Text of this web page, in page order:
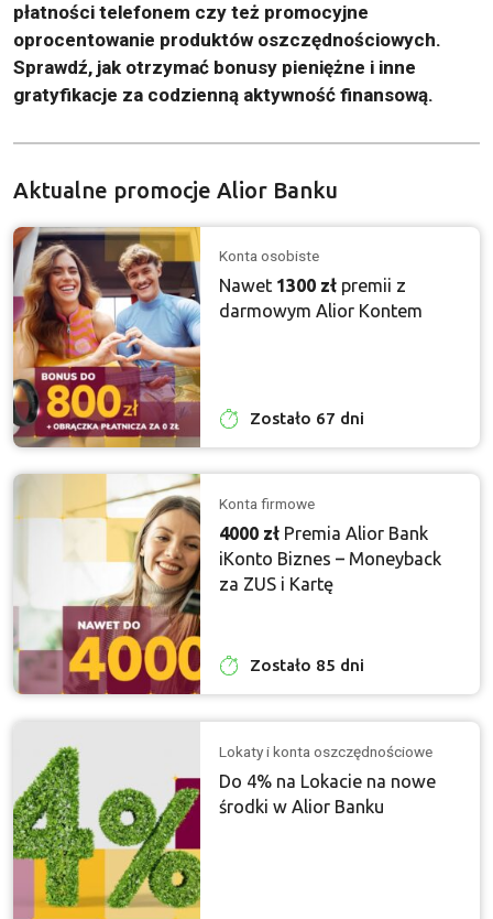
płatności telefonem czy też promocyjne
oprocentowanie produktów oszczędnościowych.
Sprawdź, jak otrzymać bonusy pieniężne i inne
gratyfikacje za codzienną aktywność finansową.
Aktualne promocje Alior Banku
Konta osobiste
Nawet 1300 zł premii z
darmowym Alior Kontem
Zostało 67 dni
Konta firmowe
4000 zł Premia Alior Bank
iKonto Biznes – Moneyback
za ZUS i Kartę
Zostało 85 dni
Lokaty i konta oszczędnościowe
Do 4% na Lokacie na nowe
środki w Alior Banku